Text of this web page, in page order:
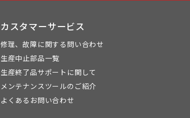
カスタマーサービス
修理、故障に関する問い合わせ
生産中止部品一覧
生産終了品サポートに関して
メンテナンスツールのご紹介
よくあるお問い合わせ